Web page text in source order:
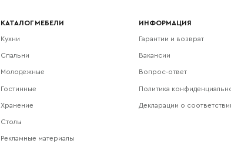
КАТАЛОГ МЕБЕЛИ
Кухни
Спальни
Молодежные
Гостинные
Хранение
Столы
Рекламные материалы
ИНФОРМАЦИЯ
Гарантии и возврат
Вакансии
Вопрос-ответ
Политика
Декларации о